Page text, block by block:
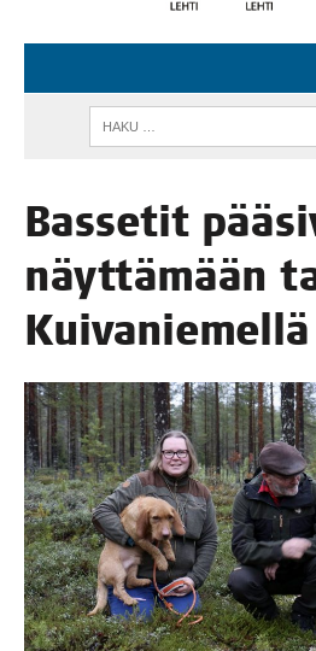
Bas­se­tit
näyt­tä­mään
Kuivaniemellä